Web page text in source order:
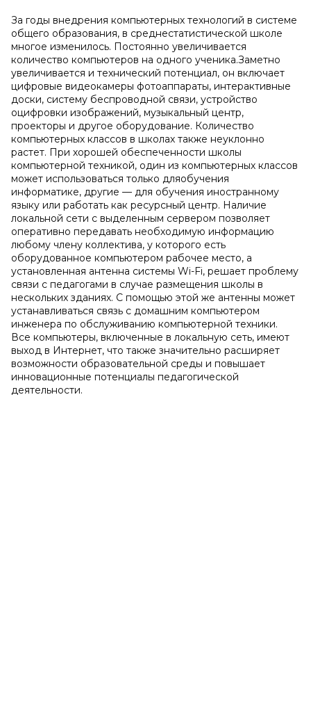
За годы внедрения компьютерных технологий в системе
общего образования, в среднестатистической школе
многое изменилось. Постоянно увеличивается
количество компьютеров на одного ученика.Заметно
увеличивается и технический потенциал, он включает
цифровые видеокамеры фотоаппараты, интерактивные
доски, систему беспроводной связи, устройство
оцифровки изображений, музыкальный центр,
проекторы и другое оборудование. Количество
компьютерных классов в школах также неуклонно
растет. При хорошей обеспеченности школы
компьютерной техникой, один из компьютерных классов
может использоваться только дляобучения
информатике, другие — для обучения иностранному
языку или работать как ресурсный центр. Наличие
локальной сети с выделенным сервером позволяет
оперативно передавать необходимую информацию
любому члену коллектива, у которого есть
оборудованное компьютером рабочее место, а
установленная антенна системы Wi-Fi, решает проблему
связи с педагогами в случае размещения школы в
нескольких зданиях. С помощью этой же антенны может
устанавливаться связь с домашним компьютером
инженера по обслуживанию компьютерной техники.
Все компьютеры, включенные в локальную сеть, имеют
выход в Интернет, что также значительно расширяет
возможности образовательной среды и повышает
инновационные потенциалы педагогической
деятельности.